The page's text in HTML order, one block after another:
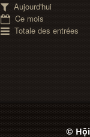
Aujourd'hui
Ce mois
Totale des entrées
©